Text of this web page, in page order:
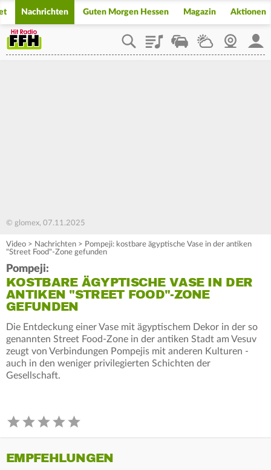
Nachrichten Guten Morgen Hessen Magazin Aktionen
PlaylistStaupilotWetterWebcam
© glomex, 07.11.2025
Video > Nachrichten > Pompeji: kostbare ägyptische Vase in der antiken
"Street Food"-Zone gefunden
Pompeji:
KOSTBARE ÄGYPTISCHE VASE IN DER
ANTIKEN "STREET FOOD"-ZONE
GEFUNDEN
Die Entdeckung einer Vase mit ägyptischem Dekor in der so
genannten Street Food-Zone in der antiken Stadt am Vesuv
zeugt von Verbindungen Pompejis mit anderen Kulturen -
auch in den weniger privilegierten Schichten der
Gesellschaft.
EMPFEHLUNGEN